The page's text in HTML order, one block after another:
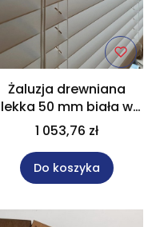
Żaluzja drewniana
lekka 50 mm biała w
rozm. 160x160 cm LIGHT
Na wymiar
1 053,76 zł
Do koszyka